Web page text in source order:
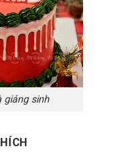
giáng sinh